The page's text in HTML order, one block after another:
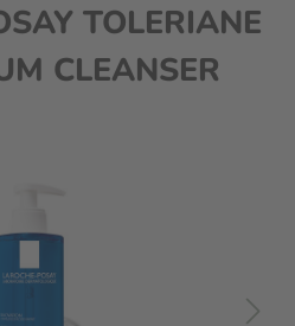
TOLERIANE
CLEANSER